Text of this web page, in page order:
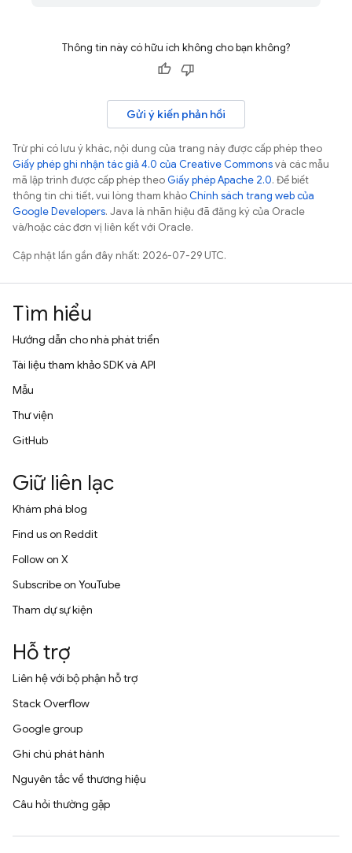
Thông tin này có hữu ích không cho bạn không?
Gửi ý kiến phản hồi
Trừ phi có lưu ý khác, nội dung của trang này được cấp phép theo
Giấy phép ghi nhận tác giả 4.0 của Creative Commonsvà các mẫu
mã lập trình được cấp phép theoGiấy phép Apache 2.0. Để biết
thông tin chi tiết, vui lòng tham khảoChính sách trang web của
Google Developers. Java là nhãn hiệu đã đăng ký của Oracle
và/hoặc các đơn vị liên kết với Oracle.
Cập nhật lần gần đây nhất: 2026-07-29 UTC.
Tìm hiểu
Hướng dẫn cho nhà phát triển
Tài liệu tham khảo SDK và API
Mẫu
Thư viện
GitHub
Giữ liên lạc
Khám phá blog
Find us on Reddit
Follow on X
Subscribe on YouTube
Tham dự sự kiện
Hỗ trợ
Liên hệ với bộ phận hỗ trợ
Stack Overflow
Google group
Ghi chú phát hành
Nguyên tắc về thương hiệu
Câu hỏi thường gặp